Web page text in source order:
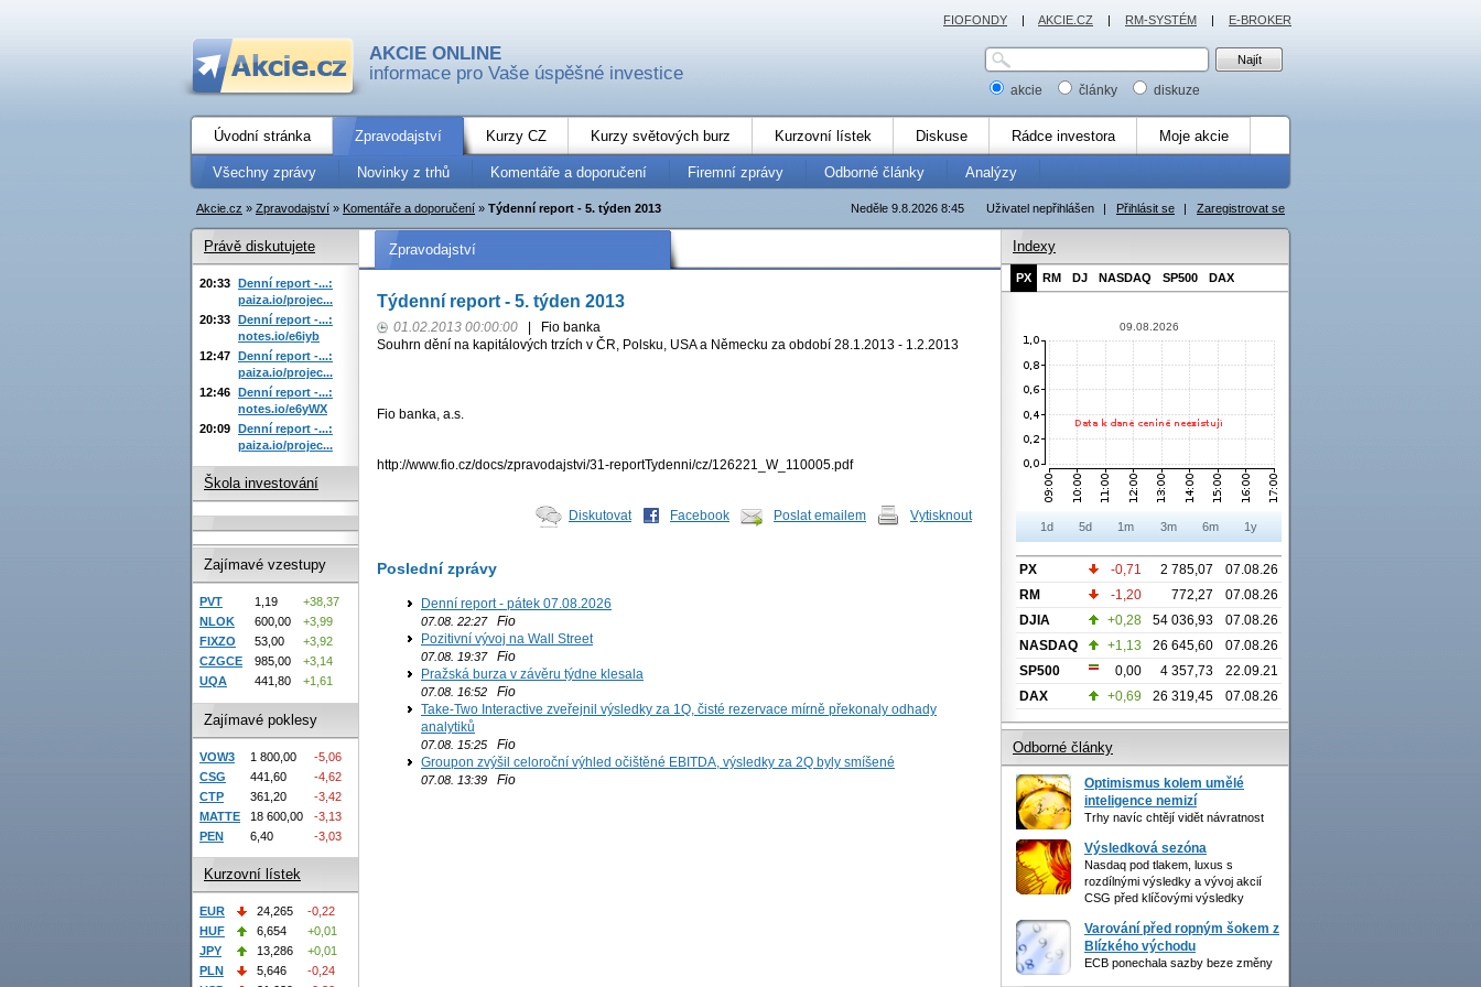
AKCIE ONLINE
informace pro Vaše úspěšné investice
akcie články diskuze
Úvodní stránka Zpravodajství Kurzy CZ Kurzy světových burz Kurzovní lístek Diskuse Rádce investora Moje akcie
Všechny zprávy Novinky z trhů Komentáře a doporučení Firemní zprávy Odborné články Analýzy
Uživatel nepřihlášen | Přihlásit se | Zaregistrovat se
Neděle 9.8.2026 8:45
Akcie.cz » Zpravodajství » Komentáře a doporučení » Týdenní report - 5. týden 2013
Zpravodajství
Týdenní report - 5. týden 2013
01.02.2013 00:00:00
Fio banka
Souhrn dění na kapitálových trzích v ČR, Polsku, USA a Německu za období 28.1.2013 - 1.2.2013
Fio banka, a.s.
http://www.fio.cz/docs/zpravodajstvi/31-reportTydenni/cz/126221_W_110005.pdf
Diskutovat Facebook Poslat emailem Vytisknout
Poslední zprávy
Denní report - pátek 07.08.2026
07.08. 22:27Fio
Pozitivní vývoj na Wall Street
07.08. 19:37Fio
Pražská burza v závěru týdne klesala
07.08. 16:52 Fio
Take-Two Interactive zveřejnil výsledky za 1Q, čisté rezervace mírně překonaly odhady
analytiků
07.08. 15:25 Fio
Groupon zvýšil celoroční výhled očištěné EBITDA, výsledky za 2Q byly smíšené
07.08. 13:39 Fio
Právě diskutujete
20:33 Denní report -...:
paiza.io/projec...
20:33 Denní report -...:
notes.io/e6iyb
12:47 Denní report -...:
paiza.io/projec...
12:46 Denní report -...:
notes.io/e6yWX
20:09 Denní report -...:
paiza.io/projec...
Škola investování
Zajímavé vzestupy
PVT 1,19
+38,37
NLOK
600,00
+3,99
FIXZO
53,00
+3,92
CZGCE
985,00
+3,14
UQA
441,80 +1,61
Zajímavé poklesy
VOW3 1 800,00
-5,06
CSG
441,60
-4,62
CTP
361,20
-3,42
MATTE
18 600,00
-3,13
PEN
6,40 -3,03
Kurzovní lístek
EUR 24,265
-0,22
HUF
6,654
+0,01
JPY
13,286
+0,01
PLN
5,646
-0,24
Indexy
PX RM DJ NASDAQ SP500 DAX
09.08.2026
1d 5d 1m 3m 6m 1y
PX -0,71 2 785,07
07.08.26
RM
-1,20 772,27
07.08.26
DJIA
+0,28 54 036,93
07.08.26
NASDAQ
+1,13 26 645,60
07.08.26
SP500
0,00 4 357,73
22.09.21
DAX
+0,69 26 319,45 07.08.26
Odborné články
Optimismus kolem umělé
inteligence nemizí
Trhy navíc chtějí vidět návratnost
Výsledková sezóna
Nasdaq pod tlakem, luxus s
rozdílnými výsledky a vývoj akcií
CSG před klíčovými výsledky
Varování před ropným šokem z
Blízkého východu
ECB ponechala sazby beze změny
FIOFONDY | AKCIE.CZ | RM-SYSTÉM | E-BROKER